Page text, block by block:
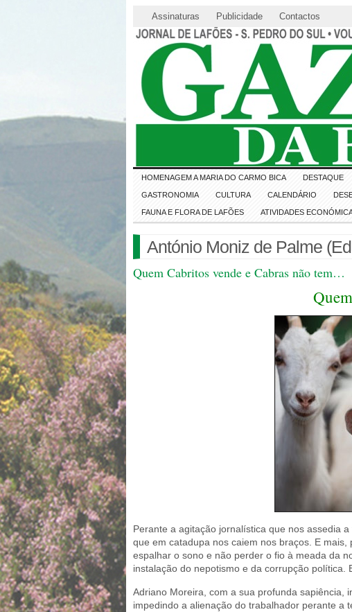
Assinaturas Publicidade Contactos
HOMENAGEM A MARIA DO CARMO BICA DESTAQUE
GASTRONOMIA CULTURA CALENDÁRIO
FAUNA E FLORA DE LAFÕES ATIVIDADES
António Moniz de Palme
Quem Cabritos vende e Cabras não tem…
Perante a agitação jornalística que nos assedia
que em catadupa nos caiem nos braços. E
espalhar o sono e não perder o fio à meada da
instalação do nepotismo e da corrupção política.
Adriano Moreira, com a sua profunda sapiência,
impedindo a alienação do trabalhador perante a